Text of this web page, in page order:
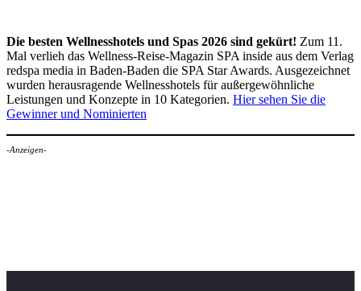
Die besten Wellnesshotels und Spas 2026 sind gekürt! Zum 11.
Mal verlieh das Wellness-Reise-Magazin SPA inside aus dem Verlag
redspa media in Baden-Baden die SPA Star Awards. Ausgezeichnet
wurden herausragende Wellnesshotels für außergewöhnliche
Leistungen und Konzepte in 10 Kategorien. Hier sehen Sie die
Gewinner und Nominierten
-Anzeigen-